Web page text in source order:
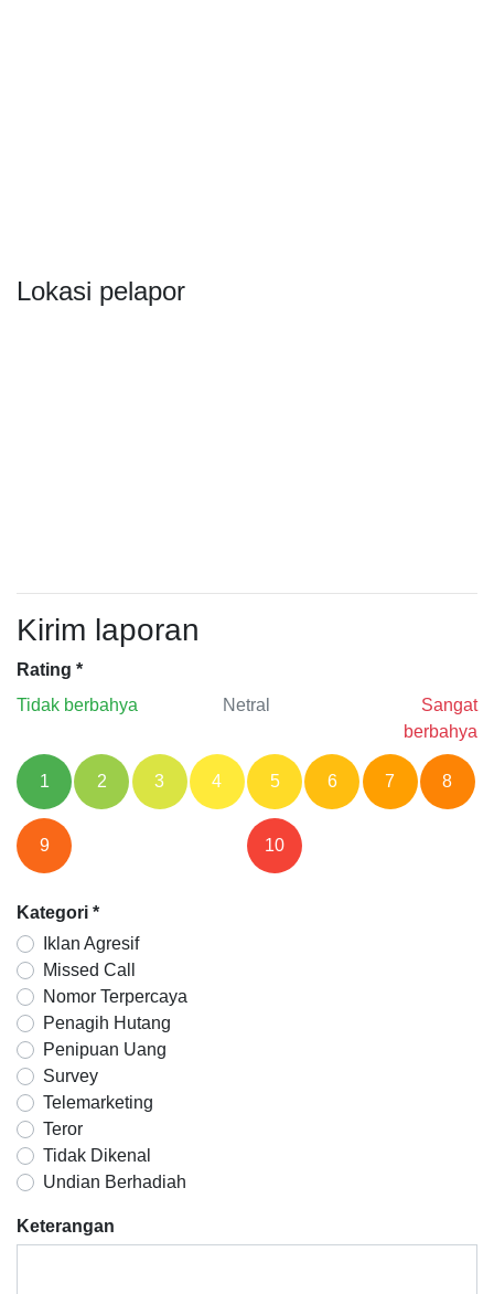
Lokasi pelapor
Kirim laporan
Rating *
Tidak berbahya
Netral
Sangat
berbahya
1 2 3 4 5 6 7 8
9 10
Kategori *
Iklan Agresif
Missed Call
Nomor Terpercaya
Penagih Hutang
Penipuan Uang
Survey
Telemarketing
Teror
Tidak Dikenal
Undian Berhadiah
Keterangan